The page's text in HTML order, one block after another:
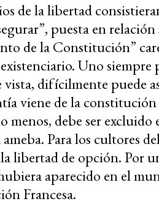
de la libertad
puesta en
de la Constitución”
Uno
vista, difícilmente puede
viene de la
menos, debe ser
Para los cultores
libertad de opción. Por
aparecido en el
Francesa.